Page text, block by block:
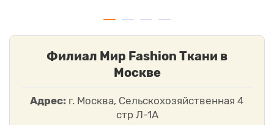
Филиал Мир Fashion Ткани в
Москве
Адрес: г. Москва, Сельскохозяйственная 4
стр Л-1А